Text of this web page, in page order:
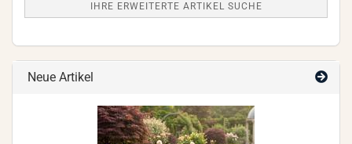
IHRE ERWEITERTE ARTIKEL SUCHE
Neue Artikel